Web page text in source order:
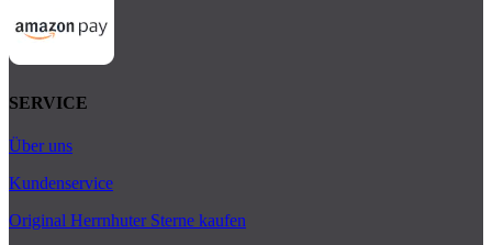
SERVICE
Über uns
Kundenservice
Original Herrnhuter Sterne kaufen